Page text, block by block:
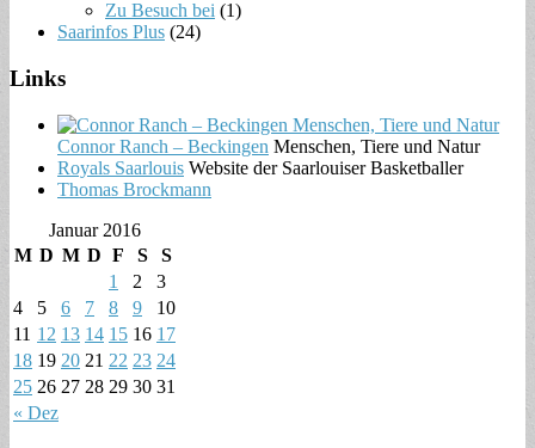
Zu Besuch bei (1)
Saarinfos Plus (24)
Links
Connor Ranch – Beckingen Menschen, Tiere und Natur
Royals Saarlouis Website der Saarlouiser Basketballer
Thomas Brockmann
Januar 2016
M D M D F S S
« Dez
1 2
3
4
5 6 7 8 9
10
11 12 13 14 15 16 17
18 19 20 21 22 23 24
25 26 27 28 29 30 31